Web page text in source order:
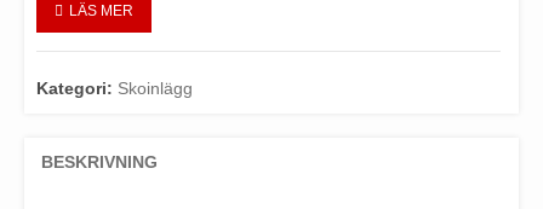
LÄS MER
Kategori: Skoinlägg
BESKRIVNING